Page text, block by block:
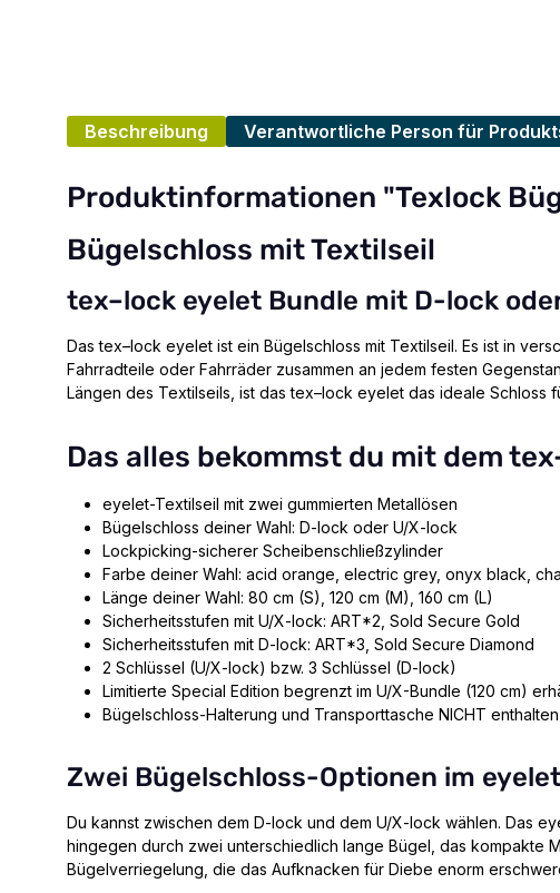
Beschreibung Verantwortliche Person für
Produktinformationen "Texlock
Bügelschloss mit Textilseil
tex–lock eyelet Bundle mit D-lock
Das tex–lock eyelet ist ein Bügelschloss mit Textilseil. Es ist in
Fahrradteile oder Fahrräder zusammen an jedem festen
Längen des Textilseils, ist das tex–lock eyelet das ideale Schloss
Das alles bekommst du mit dem
eyelet-Textilseil mit zwei gummierten Metallösen
Bügelschloss deiner Wahl: D-lock oder U/X-lock
Lockpicking-sicherer Scheibenschließzylinder
Farbe deiner Wahl: acid orange, electric grey, onyx black,
Länge deiner Wahl: 80 cm (S), 120 cm (M), 160 cm (L)
Sicherheitsstufen mit U/X-lock: ART*2, Sold Secure Gold
Sicherheitsstufen mit D-lock: ART*3, Sold Secure Diamond
2 Schlüssel (U/X-lock) bzw. 3 Schlüssel (D-lock)
Limitierte Special Edition begrenzt im U/X-Bundle (120 cm)
Bügelschloss-Halterung und Transporttasche NICHT enthalten
Zwei Bügelschloss-Optionen im
Du kannst zwischen dem D-lock und dem U/X-lock wählen. Das
hingegen durch zwei unterschiedlich lange Bügel, das kompakte
Bügelverriegelung , die das Aufknacken für Diebe enorm